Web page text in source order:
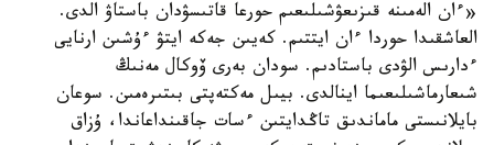
«ءان الەمىنە قىزىعۋشىلىعىم حورعا قاتىسۋدان باستاۋ الدى.
العاشقىدا حوردا ءان ايتتىم. كەيىن جەكە ايتۋ ءۇشىن ارنايى
ءدارىس الۋدى باستادىم. سودان بەرى ۆوكال مەنىڭ
شىعارماشىلىعىما اينالدى. بيىل مەكتەپتى بىتىرەمىن. سوعان
بايلانىستى ماماندىق تاڭدايتىن ءسات جاقىنداعاندا، ۇزاق